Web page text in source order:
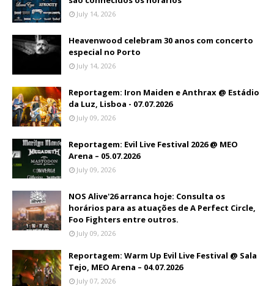
July 14, 2026
Heavenwood celebram 30 anos com concerto
especial no Porto
July 14, 2026
Reportagem: Iron Maiden e Anthrax @ Estádio
da Luz, Lisboa - 07.07.2026
July 09, 2026
Reportagem: Evil Live Festival 2026 @ MEO
Arena – 05.07.2026
July 09, 2026
NOS Alive'26 arranca hoje: Consulta os
horários para as atuações de A Perfect Circle,
Foo Fighters entre outros.
July 09, 2026
Reportagem: Warm Up Evil Live Festival @ Sala
Tejo, MEO Arena – 04.07.2026
July 07, 2026